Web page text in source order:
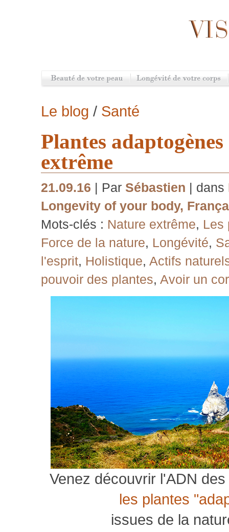
Le blog / Santé
Plantes
extrême
21.09.16 | Par Sébastien | dans
Longevity of your body,
Mots-clés : Nature extrême, Les
Force de la nature, Longévité,
l'esprit, Holistique, Actifs
pouvoir des plantes, Avoir un
Venez découvrir l'ADN
les plantes
issues de la